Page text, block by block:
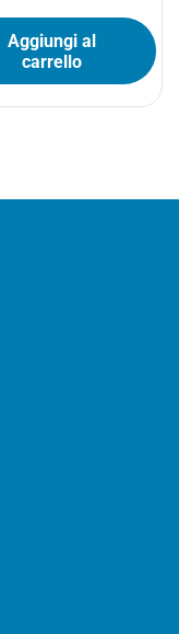
Aggiungi al
carrello